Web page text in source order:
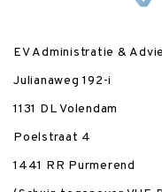
EV Administratie &
Julianaweg 192-i
1131 DL Volendam
Poelstraat 4
1441 RR Purmerend